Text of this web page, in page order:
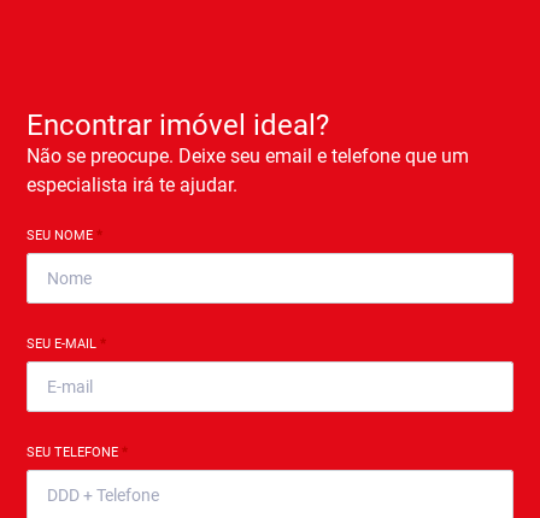
Encontrar imóvel ideal?
Não se preocupe. Deixe seu email e telefone que um
especialista irá te ajudar.
SEU NOME*
SEU E-MAIL*
SEU TELEFONE*